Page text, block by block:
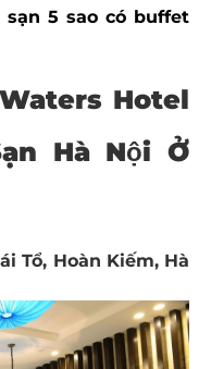
sạn 5 sao có buffet
Hotel
Hà Nội Ở
Tổ, Hoàn Kiếm, Hà